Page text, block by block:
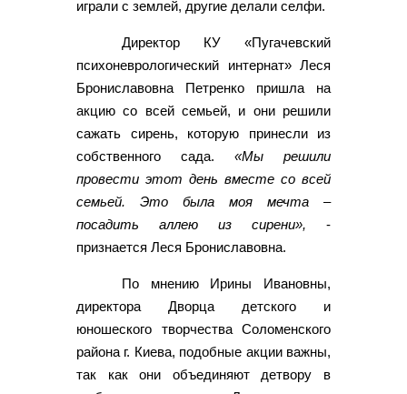
играли с землей, другие делали селфи.
Директор КУ «Пугачевский
психоневрологический интернат» Леся
Брониславовна Петренко пришла на
акцию со всей семьей, и они решили
сажать сирень, которую принесли из
собственного сада. «Мы решили
провести этот день вместе со всей
семьей. Это была моя мечта –
посадить аллею из сирени», -
признается Леся Брониславовна.
По мнению Ирины Ивановны,
директора Дворца детского и
юношеского творчества Соломенского
района г. Киева, подобные акции важны,
так как они объединяют детвору в